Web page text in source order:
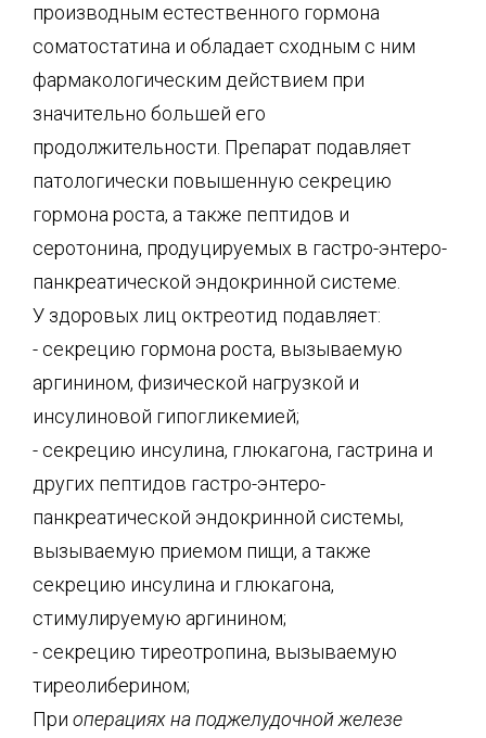
производным естественного гормона
соматостатина и обладает сходным с ним
фармакологическим действием при
значительно большей его
продолжительности. Препарат подавляет
патологически повышенную секрецию
гормона роста, а также пептидов и
серотонина, продуцируемых в гастро-энтеро-
панкреатической эндокринной системе.
У здоровых лиц октреотид подавляет:
- секрецию гормона роста, вызываемую
аргинином, физической нагрузкой и
инсулиновой гипогликемией;
- секрецию инсулина, глюкагона, гастрина и
других пептидов гастро-энтеро-
панкреатической эндокринной системы,
вызываемую приемом пищи, а также
секрецию инсулина и глюкагона,
стимулируемую аргинином;
- секрецию тиреотропина, вызываемую
тиреолиберином;
При операциях на поджелудочной железе